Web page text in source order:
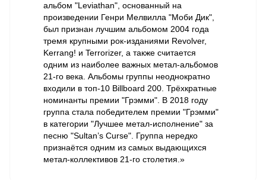
альбом "Leviathan", основанный на
произведении Генри Мелвилла "Моби Дик",
был признан лучшим альбомом 2004 года
тремя крупными рок-изданиями Revolver,
Kerrang! и Terrorizer, а также считается
одним из наиболее важных метал-альбомов
21-го века. Альбомы группы неоднократно
входили в топ-10 Billboard 200. Трёхкратные
номинанты премии "Грэмми". В 2018 году
группа стала победителем премии "Грэмми"
в категории "Лучшее метал-исполнение" за
песню "Sultan’s Curse". Группа нередко
признаётся одним из самых выдающихся
метал-коллективов 21-го столетия.»